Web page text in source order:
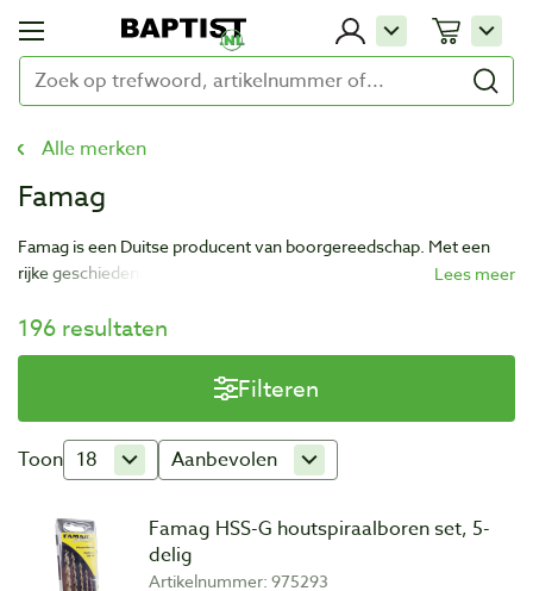
Alle merken
Famag
Famag is een Duitse producent van boorgereedschap. Met een
rijke geschiedenis die teruggaat tot het jaar 1865 heeft Famag veel
produceert boor- en freesgereedschappen voor zowel de hout-
en kunststofbewerking, als voor metaal, beton en andere
196 resultaten
Filteren
Toon 18 Aanbevolen
Famag HSS-G houtspiraalboren set, 5-
delig
Artikelnummer: 975293